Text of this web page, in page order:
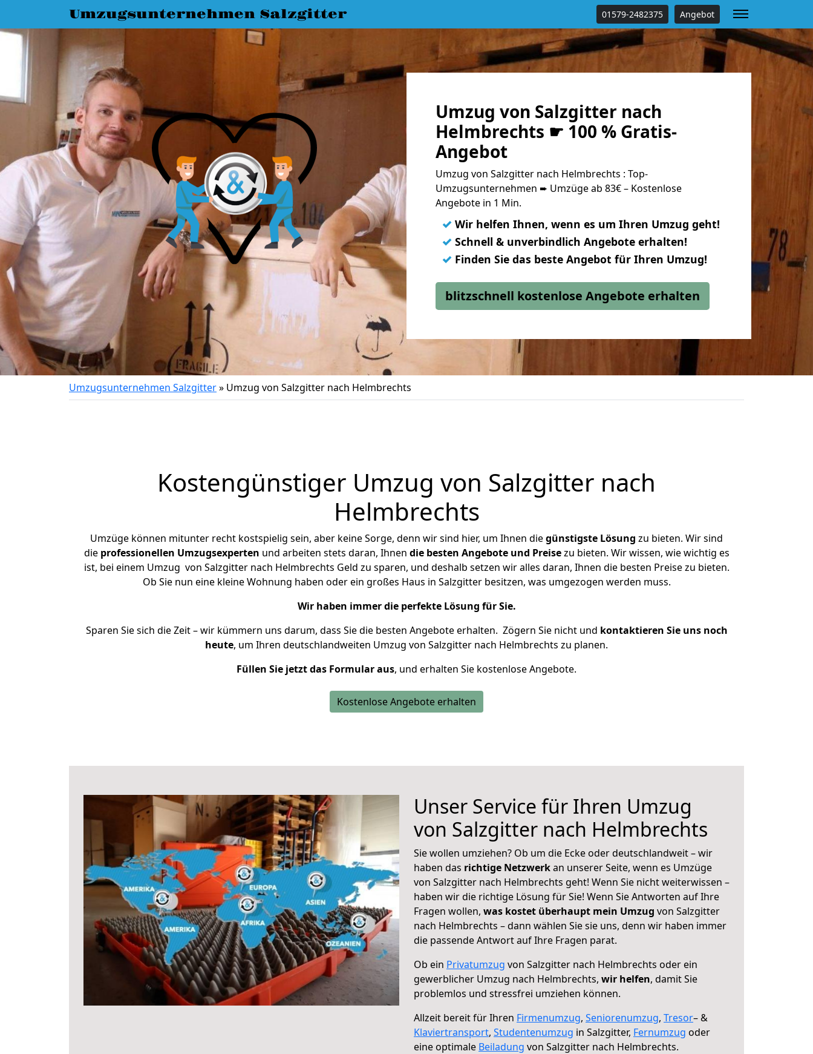
Umzugsunternehmen Salzgitter 01579-2482375 Angebot
Umzug von Salzgitter nach
Helmbrechts ☛ 100 % Gratis-
Angebot
Umzug von Salzgitter nach Helmbrechts : Top-
Umzugsunternehmen ➨ Umzüge ab 83€ – Kostenlose
Angebote in 1 Min.
✓ Wir helfen Ihnen, wenn es um Ihren Umzug geht!
✓ Schnell & unverbindlich Angebote erhalten!
✓ Finden Sie das beste Angebot für Ihren Umzug!
blitzschnell kostenlose Angebote erhalten
Umzugsunternehmen Salzgitter» Umzug von Salzgitter nach Helmbrechts
Kostengünstiger Umzug von Salzgitter nach
Helmbrechts
Umzüge können mitunter recht kostspielig sein, aber keine Sorge, denn wir sind hier, um Ihnen diegünstigste Lösung zu bieten. Wir sind
die professionellen Umzugsexperten und arbeiten stets daran, Ihnen die besten Angebote und Preisezu bieten. Wir wissen, wie wichtig es
ist, bei einem Umzug von Salzgitter nach Helmbrechts Geld zu sparen, und deshalb setzen wir alles daran, Ihnen die besten Preise zu bieten.
Ob Sie nun eine kleine Wohnung haben oder ein großes Haus in Salzgitter besitzen, was umgezogen werden muss.
Wir haben immer die perfekte Lösung für Sie.
Sparen Sie sich die Zeit – wir kümmern uns darum, dass Sie die besten Angebote erhalten. Zögern Sie nicht und kontaktieren Sie uns noch
heute, um Ihren deutschlandweiten Umzug von Salzgitter nach Helmbrechts zu planen.
Füllen Sie jetzt das Formular aus, und erhalten Sie kostenlose Angebote.
Kostenlose Angebote erhalten
Unser Service für Ihren Umzug
von Salzgitter nach Helmbrechts
Sie wollen umziehen? Ob um die Ecke oder deutschlandweit – wir
haben das richtige Netzwerkan unserer Seite, wenn es Umzüge
von Salzgitter nach Helmbrechts geht! Wenn Sie nicht weiterwissen –
haben wir die richtige Lösung für Sie! Wenn Sie Antworten auf Ihre
Fragen wollen, was kostet überhaupt mein Umzug von Salzgitter
nach Helmbrechts – dann wählen Sie sie uns, denn wir haben immer
die passende Antwort auf Ihre Fragen parat.
Ob ein Privatumzug von Salzgitter nach Helmbrechts oder ein
gewerblicher Umzug nach Helmbrechts, wir helfen, damit Sie
problemlos und stressfrei umziehen können.
Allzeit bereit für Ihren Firmenumzug, Seniorenumzug, Tresor– &
Klaviertransport, Studentenumzug in Salzgitter, Fernumzug oder
eine optimale Beiladung von Salzgitter nach Helmbrechts.